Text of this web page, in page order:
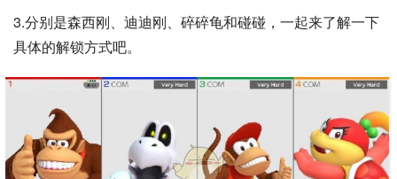
3.分别是森西刚、迪迪刚、碎碎龟和碰碰，一起来了解一下
具体的解锁方式吧。